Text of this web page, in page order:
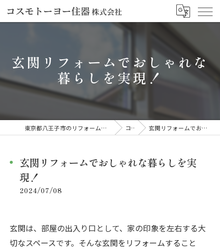
玄関リフォームでおしゃれな
暮らしを実現！
東京都八王子市のリフォームならコスモトーヨー住器株式会社 コラム 玄関リフォームでおしゃれな暮らしを実現！
玄関リフォームでおしゃれな暮らしを実
現！
2024/07/08
玄関は、部屋の出入り口として、家の印象を左右する大
切なスペースです。そんな玄関をリフォームすること